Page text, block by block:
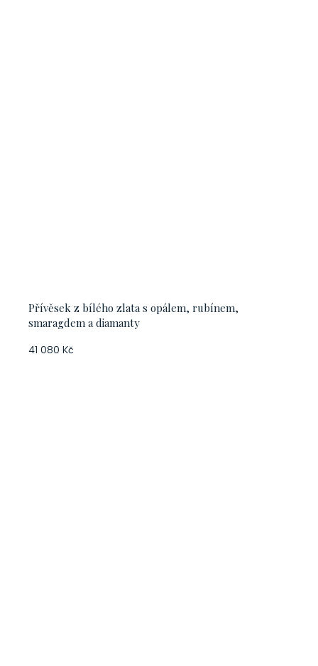
Přívěsek z bílého zlata s opálem, rubínem,
smaragdem a diamanty
41 080 Kč